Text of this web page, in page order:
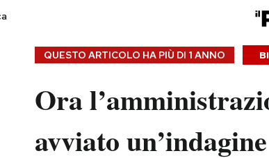
QUESTO ARTICOLO HA PIÙ DI 1 ANNO
Ora
avviato